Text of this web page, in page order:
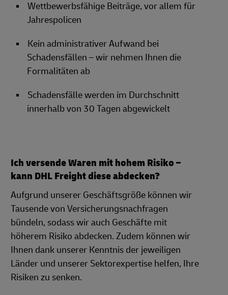
Wettbewerbsfähige Beiträge, vor allem für
Jahrespolicen
Kein administrativer Aufwand bei
Schadensfällen – wir nehmen Ihnen die
Formalitäten ab
Schadensfälle werden im Durchschnitt
innerhalb von 30 Tagen abgewickelt
Ich versende Waren mit hohem Risiko –
kann DHL Freight diese abdecken?
Aufgrund unserer Geschäftsgröße können wir
Tausende von Versicherungsnachfragen
bündeln, sodass wir auch Geschäfte mit
höherem Risiko abdecken. Zudem können wir
Ihnen dank unserer Kenntnis der jeweiligen
Länder und unserer Sektorexpertise helfen, Ihre
Risiken zu senken.